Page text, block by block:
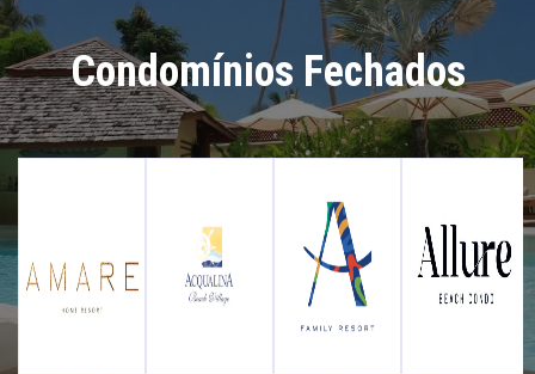
Condomínios Fechados